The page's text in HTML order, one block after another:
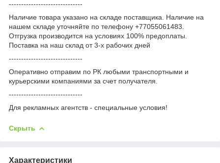
------------------------------
Наличие товара указано на складе поставщика. Наличие на
нашем складе уточняйте по телефону +77055061483.
Отгрузка производится на условиях 100% предоплаты.
Поставка на наш склад от 3-x рабочих дней
------------------------------
Оперативно отправим по РК любыми транспортными и
курьерскими компаниями за счет получателя.
------------------------------
Для рекламных агентств - специальные условия!
Скрыть
Характеристики